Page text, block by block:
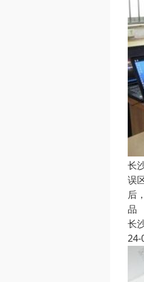
长
误
后
品
长
24-